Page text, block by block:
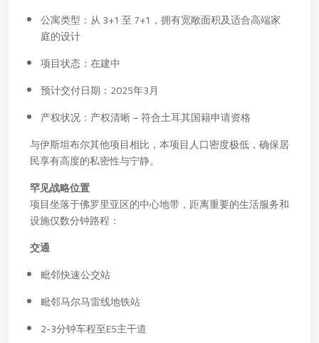
公寓类型：从 3+1 至 7+1，拥有宽敞面积及适合高端家
庭的设计
项目状态：在建中
预计交付日期：2025年3月
产权状况：产权清晰 – 符合土耳其国籍申请资格
与伊斯坦布尔其他项目相比，本项目人口密度极低，确保居
民享有高度的私密性与宁静。
罕见战略位置
项目坐落于佛罗里亚区的中心地带，距离重要的生活服务和
设施仅数分钟路程：
交通
毗邻快速公交站
毗邻马尔马雷线地铁站
2-3分钟车程至E5主干道